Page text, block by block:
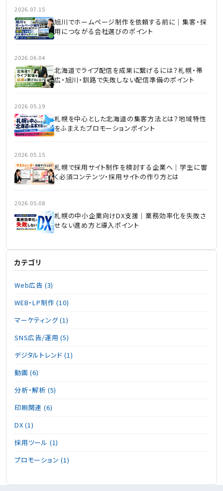
2026.07.15
旭川でホームページ制作を依頼する前に｜集客・採
用につながる会社選びのポイント
2026.06.04
北海道でライブ配信を成果に繋げるには？札幌・帯
広・旭川・釧路で失敗しない配信準備のポイント
2026.05.19
札幌を中心とした北海道の集客方法とは？地域特性
をふまえたプロモーションポイント
2026.05.15
札幌で採用サイト制作を検討する企業へ｜学生に響
く必須コンテンツ・採用サイトの作り方とは
2026.05.08
札幌の中小企業向けDX支援｜業務効率化を失敗さ
せない進め方と導入ポイント
カテゴリ
Web広告 (3)
WEB・LP制作 (10)
マーケティング (1)
SNS広告/運用 (5)
デジタルトレンド (1)
動画 (6)
分析・解析 (5)
印刷関連 (6)
DX (1)
採用ツール (1)
プロモーション (1)